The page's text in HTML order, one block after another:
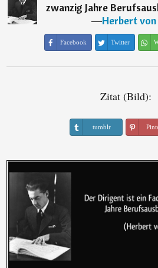
zwanzig Jahre
―Herbert von
Facebook Twitter
Zitat (Bild):
tumblr